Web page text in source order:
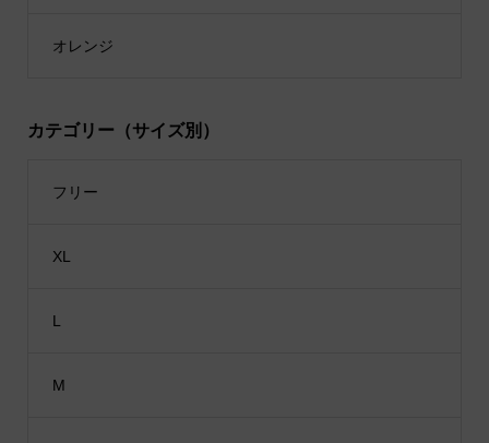
オレンジ
カテゴリー（サイズ別）
フリー
XL
L
M